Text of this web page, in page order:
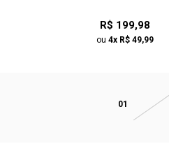
R$ 199,98
ou 4x R$ 49,99
01